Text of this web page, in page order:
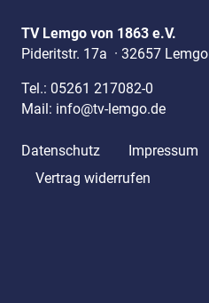
TV Lemgo von 1863 e.V.
Pideritstr. 17a · 32657 Lemgo
Tel.: 05261 217082-0
Mail: info@tv-lemgo.de
Datenschutz Impressum
Vertrag widerrufen